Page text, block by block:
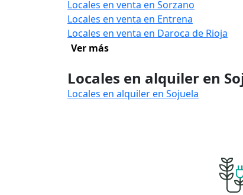
Locales en venta en Sorzano
Locales en venta en Entrena
Locales en venta en Daroca de Rioja
Ver más
Locales en alquiler en
Locales en alquiler en Sojuela